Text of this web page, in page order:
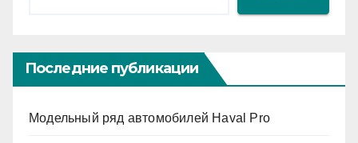
Последние публикации
Модельный ряд автомобилей Haval Pro